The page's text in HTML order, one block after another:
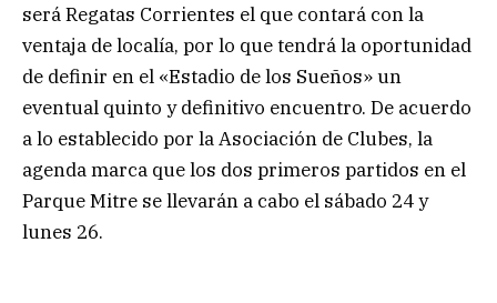
será Regatas Corrientes el que contará con la
ventaja de localía, por lo que tendrá la oportunidad
de definir en el «Estadio de los Sueños» un
eventual quinto y definitivo encuentro. De acuerdo
a lo establecido por la Asociación de Clubes, la
agenda marca que los dos primeros partidos en el
Parque Mitre se llevarán a cabo el sábado 24 y
lunes 26.